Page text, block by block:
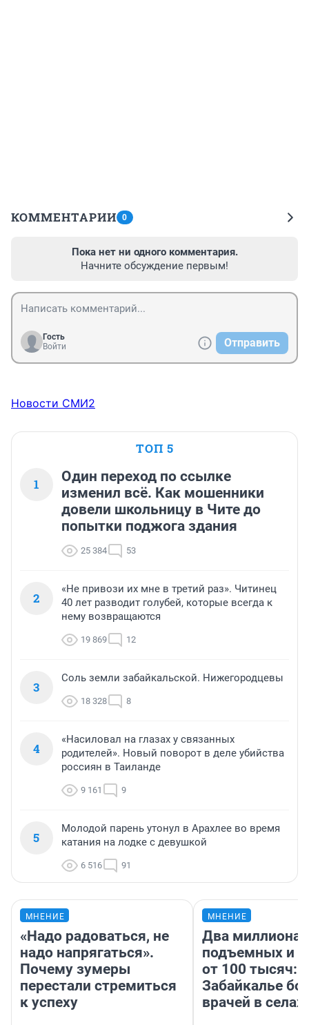
КОММЕНТАРИИ 0
Пока нет ни одного комментария.
Начните обсуждение первым!
Гость
Войти
Отправить
Новости СМИ2
ТОП 5
1
Один переход по ссылке
изменил всё. Как мошенники
довели школьницу в Чите до
попытки поджога здания
25 384 53
2
«Не привози их мне в третий раз». Читинец
40 лет разводит голубей, которые всегда к
нему возвращаются
19 869 12
3
Соль земли забайкальской. Нижегородцевы
18 328 8
4
«Насиловал на глазах у связанных
родителей». Новый поворот в деле убийства
россиян в Таиланде
9 161 9
5
Молодой парень утонул в Арахлее во время
катания на лодке с девушкой
6 516 91
МНЕНИЕ
«Надо радоваться, не
надо напрягаться».
Почему зумеры
перестали стремиться
к успеху
МНЕНИЕ
Два миллиона
подъемных и
от 100 тысяч:
Забайкалье
врачей в селах